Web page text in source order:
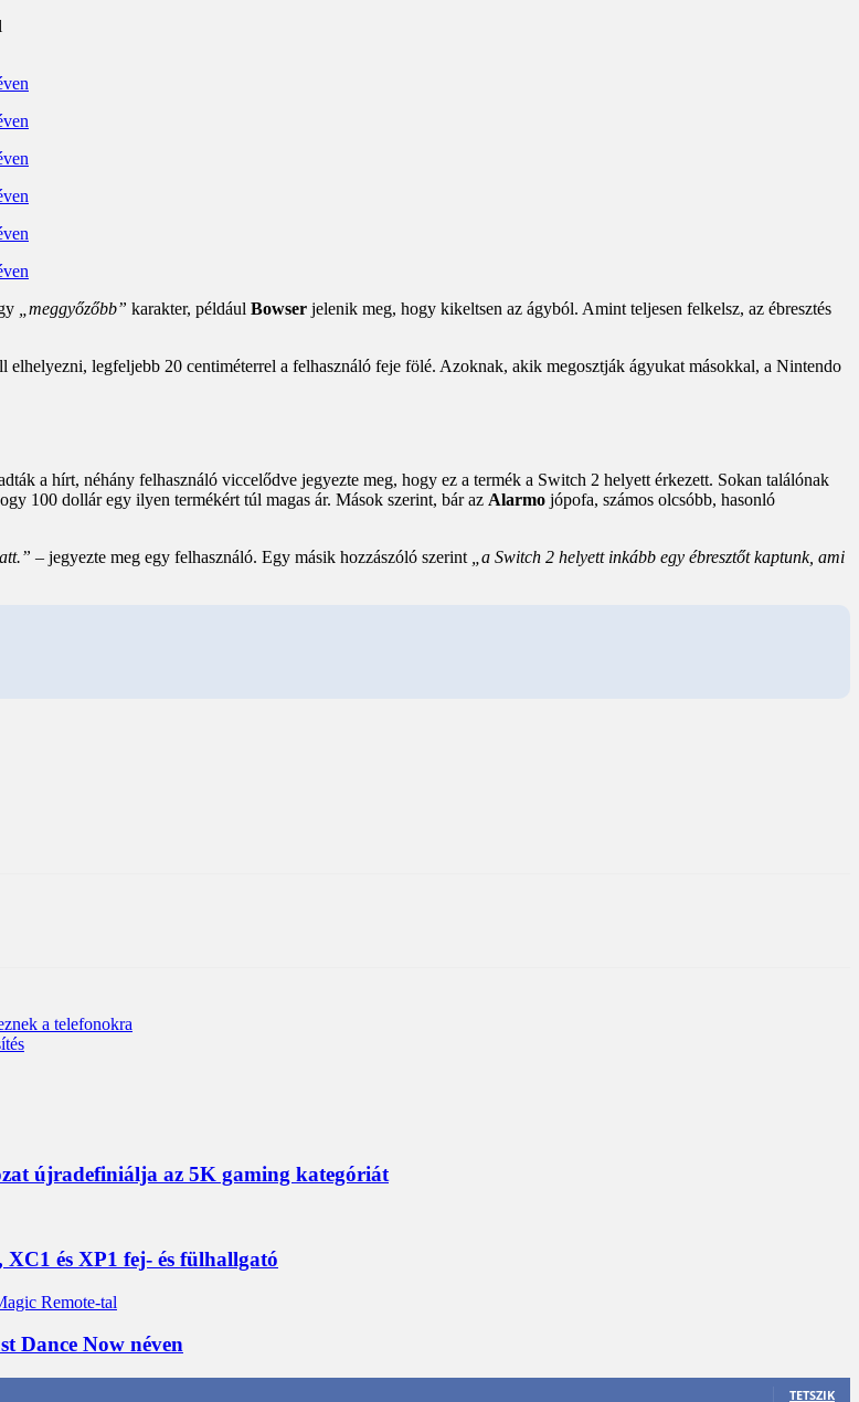
„meggyőzőbb” karakter, például Bowser jelenik meg, hogy kikeltsen az ágyból. Amint teljesen felkelsz, az ébresztés
elhelyezni, legfeljebb 20 centiméterrel a felhasználó feje fölé. Azoknak, akik megosztják ágyukat másokkal, a Nintendo
a hírt, néhány felhasználó viccelődve jegyezte meg, hogy ez a termék a Switch 2 helyett érkezett. Sokan találónak
100 dollár egy ilyen termékért túl magas ár. Mások szerint, bár az Alarmo jópofa, számos olcsóbb, hasonló
– jegyezte meg egy felhasználó. Egy másik hozzászóló szerint
„a Switch 2 helyett inkább egy ébresztőt kaptunk, ami
a telefonokra
újradefiniálja az 5K gaming kategóriát
XC1 és XP1 fej- és fülhallgató
Dance Now néven
TETSZIK